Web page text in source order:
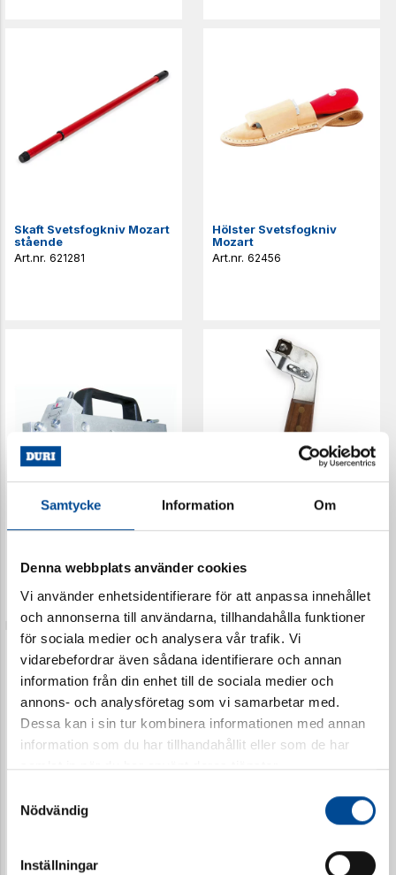
Samtycke Information Om
Denna webbplats använder cookies
Vi använder enhetsidentifierare för att anpassa innehållet
och annonserna till användarna, tillhandahålla funktioner
för sociala medier och analysera vår trafik. Vi
vidarebefordrar även sådana identifierare och annan
information från din enhet till de sociala medier och
annons- och analysföretag som vi samarbetar med.
Dessa kan i sin tur kombinera informationen med annan
information som du har tillhandahållit eller som de har
samlat in när du har använt deras tjänster.
Nödvändig
Inställningar
Skaft Svetsfogkniv Mozart
stående
621281
Hölster Svetsfogkniv
Mozart
62456
Spårkniv Styrblad Spårkniv Duri
62602